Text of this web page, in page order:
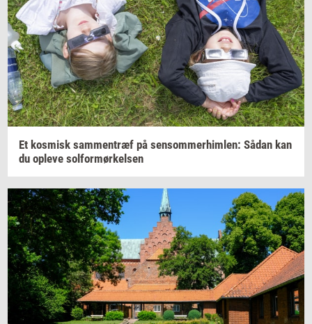
Et kos­misk sam­men­træf på sen­som­mer­him­len: Sådan kan
du op­le­ve sol­for­mør­kel­sen